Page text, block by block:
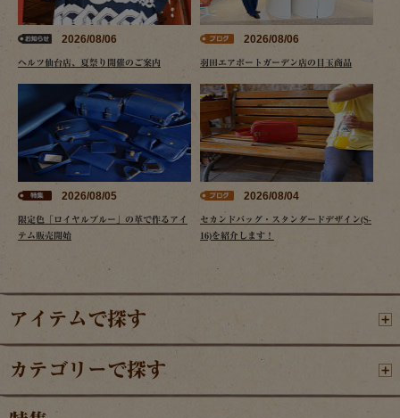
2026/08/06
ヘルツ仙台店、夏祭り開催のご案内
2026/08/06
羽田エアポートガーデン店の目玉商品
2026/08/05
限定色「ロイヤルブルー」の革で作るアイ
テム販売開始
2026/08/04
セカンドバッグ・スタンダードデザイン(S-
16)を紹介します！
アイテムで探す
カテゴリーで探す